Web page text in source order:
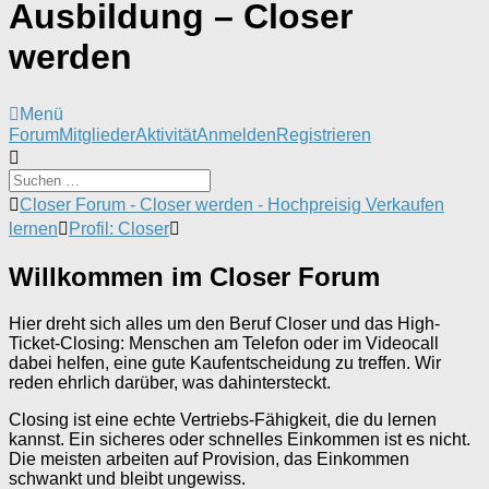
Ausbildung – Closer
werden
Menü
Forum-
Navigation
ForumMitgliederAktivitätAnmeldenRegistrieren
Forum-
Breadcrumbs
-
bist
Closer Forum - Closer werden - Hochpreisig Verkaufen
lernen
Profil: Closer
Willkommen im Closer Forum
Hier dreht sich alles um den Beruf Closer und das High-
Ticket-Closing: Menschen am Telefon oder im Videocall
dabei helfen, eine gute Kaufentscheidung zu treffen. Wir
reden ehrlich darüber, was dahintersteckt.
Closing ist eine echte Vertriebs-Fähigkeit, die du lernen
kannst. Ein sicheres oder schnelles Einkommen ist es nicht.
Die meisten arbeiten auf Provision, das Einkommen
schwankt und bleibt ungewiss.